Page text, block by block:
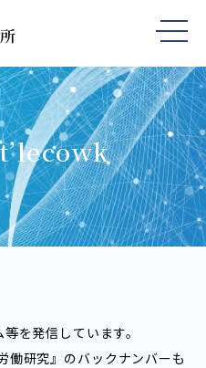
を発信しています。
働研究』のバックナンバーも